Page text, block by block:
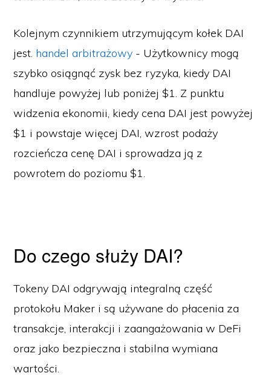
Kolejnym czynnikiem utrzymującym kołek DAI
jest. handel arbitrażowy - Użytkownicy mogą
szybko osiągnąć zysk bez ryzyka, kiedy DAI
handluje powyżej lub poniżej $1. Z punktu
widzenia ekonomii, kiedy cena DAI jest powyżej
$1 i powstaje więcej DAI, wzrost podaży
rozcieńcza cenę DAI i sprowadza ją z
powrotem do poziomu $1.
Do czego służy DAI?
Tokeny DAI odgrywają integralną część
protokołu Maker i są używane do płacenia za
transakcje, interakcji i zaangażowania w DeFi
oraz jako bezpieczna i stabilna wymiana
wartości.